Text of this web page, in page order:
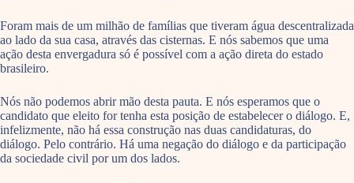
Foram mais de um milhão de famílias que tiveram água descentralizada
ao lado da sua casa, através das cisternas. E nós sabemos que uma
ação desta envergadura só é possível com a ação direta do estado
brasileiro.
Nós não podemos abrir mão desta pauta. E nós esperamos que o
candidato que eleito for tenha esta posição de estabelecer o diálogo. E,
infelizmente, não há essa construção nas duas candidaturas, do
diálogo. Pelo contrário. Há uma negação do diálogo e da participação
da sociedade civil por um dos lados.